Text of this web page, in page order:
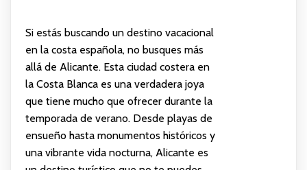
Si estás buscando un destino vacacional
en la costa española, no busques más
allá de Alicante. Esta ciudad costera en
la Costa Blanca es una verdadera joya
que tiene mucho que ofrecer durante la
temporada de verano. Desde playas de
ensueño hasta monumentos históricos y
una vibrante vida nocturna, Alicante es